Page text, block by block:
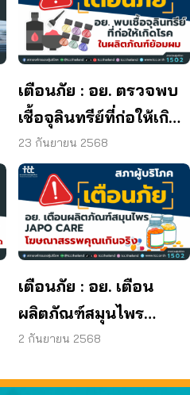
เตือนภัย : อย. ตรวจพบ
เชื้อจุลินทรีย์ที่ก่อให้เกิด
โรค และพบแบคทีเรีย
ยีสต์ และรา เกิน
มาตรฐานกำหนด ใน
ผลิตภัณฑ์ย้อมผม
23 กันยายน 2568
เตือนภัย : อย. เตือน
ผลิตภัณฑ์สมุนไพร
JAPO CARE โฆษณา
2 กันยายน 2568